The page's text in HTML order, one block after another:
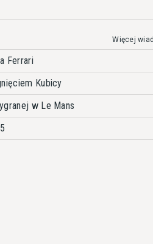
Więcej
Ferrari
Kubicy
w Le Mans